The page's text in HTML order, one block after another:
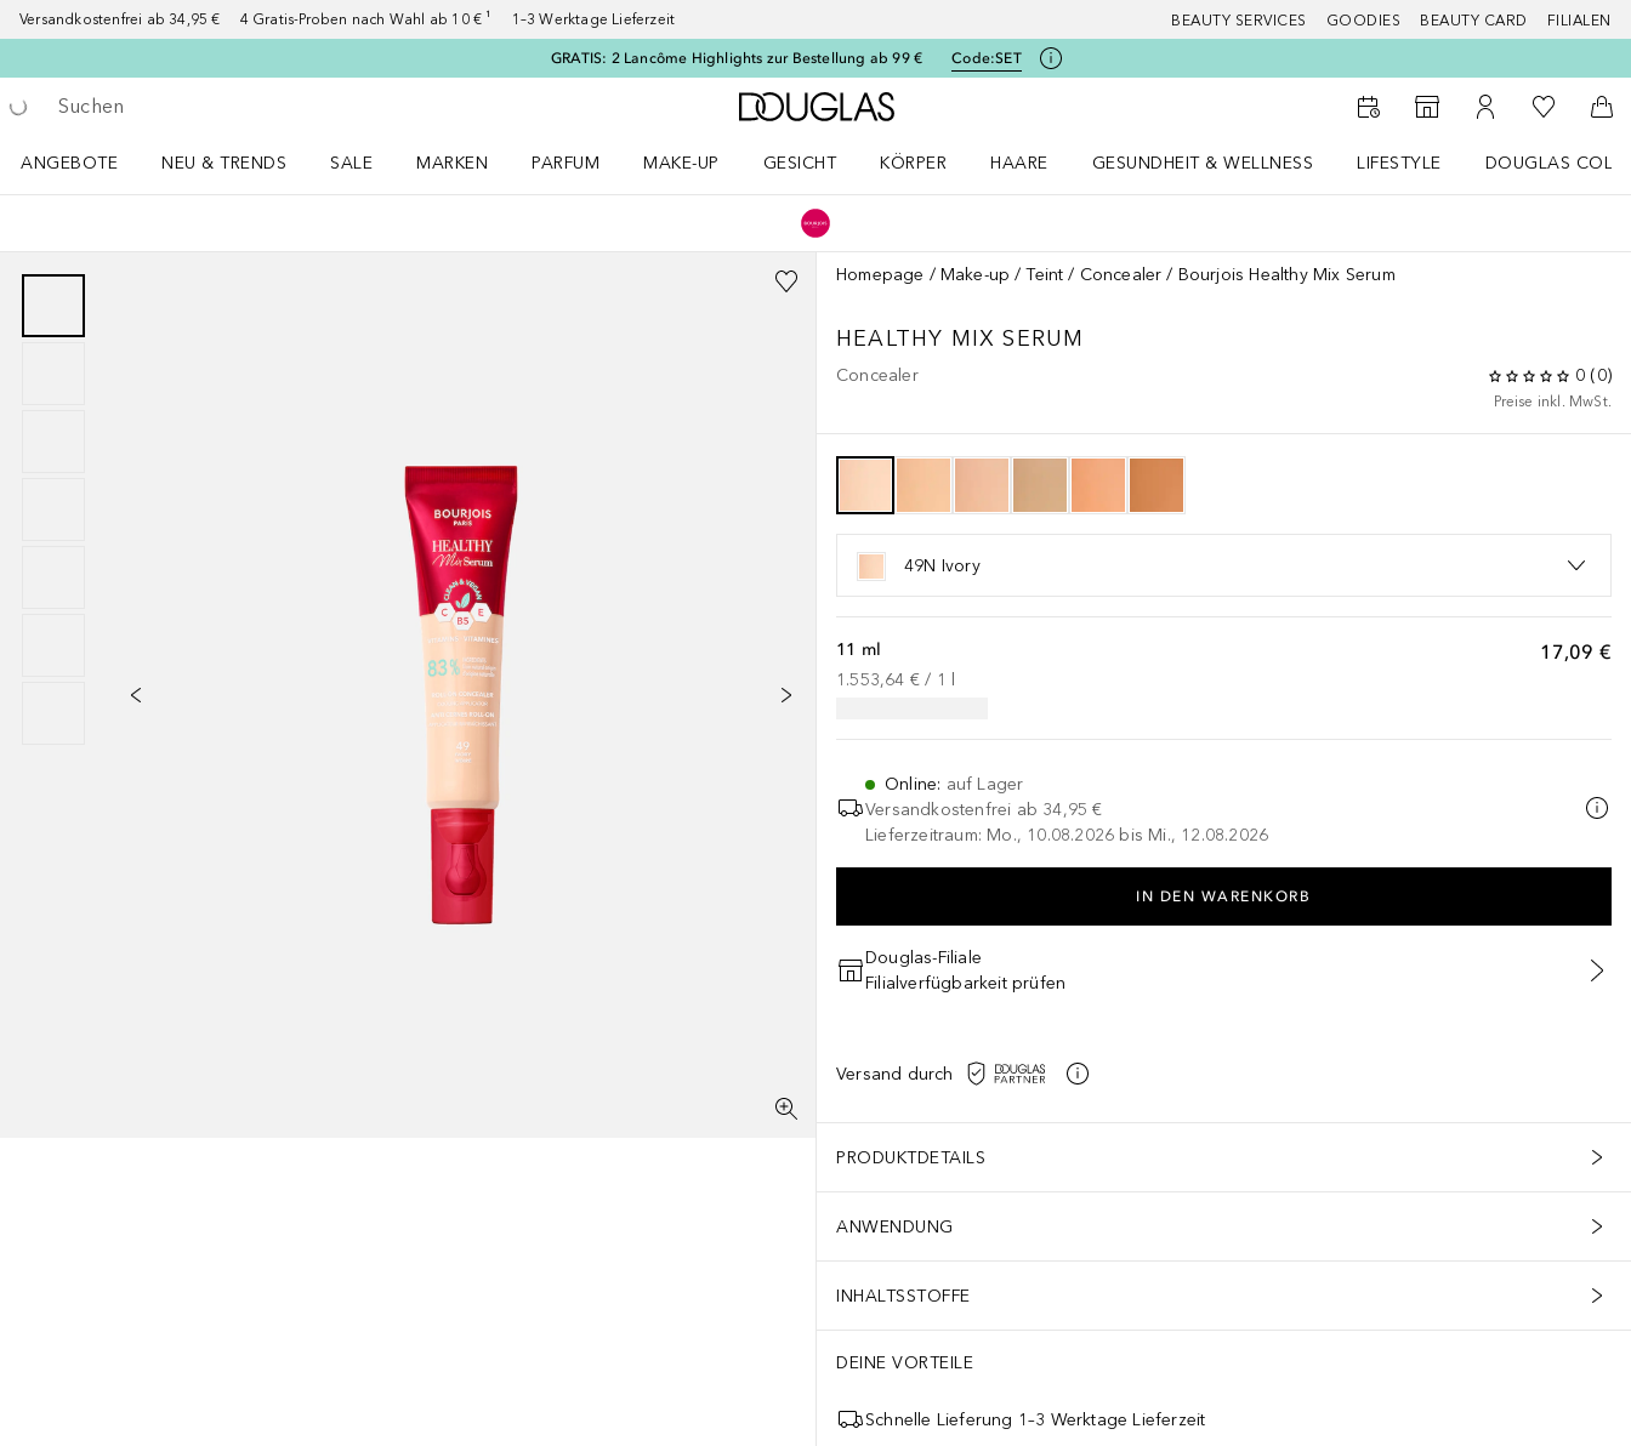
Versandkostenfrei ab 34,95 € 4 Gratis-Proben nach Wahl ab 10 € ¹ 1–3 Werktage Lieferzeit BEAUTY SERVICES GOODIES BEAUTY CARD FILIALEN
GRATIS: 2 Lancôme Highlights zur Bestellung ab 99 € Code:SET
Gehe zurück
Suche ausführen
Zur Douglas Startseite
Zum Storefinder
Zu Meinem
Zu Meiner
ANGEBOTE
NEU & TRENDS
SALE
MARKEN
PARFUM
MAKE-UP
GESICHT
KÖRPER
HAARE
GESUNDHEIT & WELLNESS
LIFESTYLE
DOUGLAS
Homepage Make-up Teint Concealer Bourjois Healthy Mix Serum
HEALTHY MIX SERUM
Concealer 0 (0)
Preise inkl. MwSt.
49N Ivory
17,09 €
11 ml
1.553,64 € / 1
Online: auf Lager
Versandkostenfrei ab 34,95 €
Lieferzeitraum: Mo., 10.08.2026 bis Mi., 12.08.2026
IN DEN WARENKORB
Douglas-Filiale
Filialverfügbarkeit prüfen
Versand durch
PRODUKTDETAILS
ANWENDUNG
INHALTSSTOFFE
DEINE VORTEILE
Schnelle Lieferung 1–3 Werktage Lieferzeit